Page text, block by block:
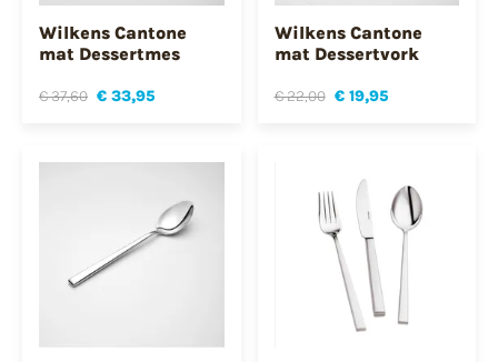
Wilkens Cantone
mat Dessertmes
€ 37,60 € 33,95
Wilkens Cantone
mat Dessertvork
€ 22,00 € 19,95